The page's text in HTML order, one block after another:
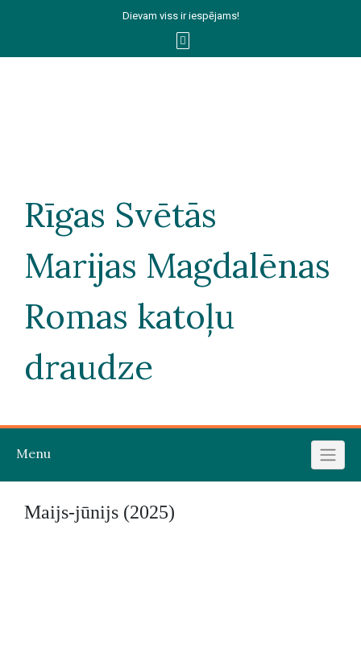
Dievam viss ir iespējams!
Rīgas Svētās
Marijas Magdalēnas
Romas katoļu
draudze
Menu
Maijs-jūnijs (2025)